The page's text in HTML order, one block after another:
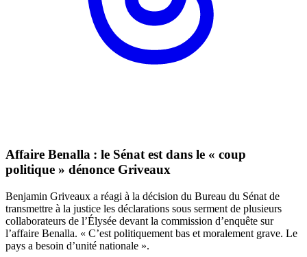
Affaire Benalla : le Sénat est dans le « coup
politique » dénonce Griveaux
Benjamin Griveaux a réagi à la décision du Bureau du Sénat de
transmettre à la justice les déclarations sous serment de plusieurs
collaborateurs de l’Élysée devant la commission d’enquête sur
l’affaire Benalla. « C’est politiquement bas et moralement grave. Le
pays a besoin d’unité nationale ».